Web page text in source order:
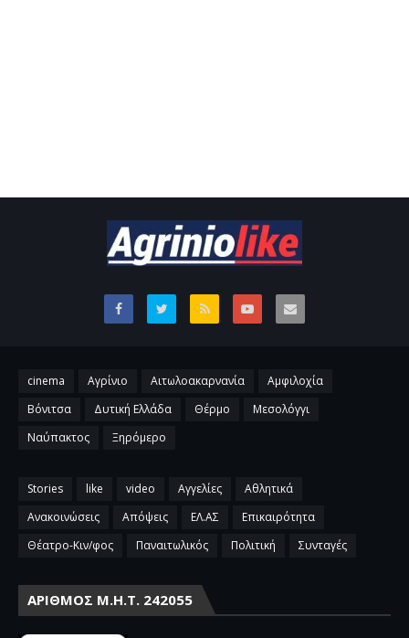
cinema Αγρίνιο Αιτωλοακαρνανία
Αμφιλοχία
Βόνιτσα
Δυτική Ελλάδα Θέρμο
Μεσολόγγι
Ναύπακτος
Ξηρόμερο
Stories like video Αγγελίες
Αθλητικά
Ανακοινώσεις
Απόψεις ΕΛ.ΑΣ
Επικαιρότητα
Θέατρο-Κιν/φος
Παναιτωλικός Πολιτική Συνταγές
ΑΡΙΘΜΌΣ Μ.Η.Τ. 242055